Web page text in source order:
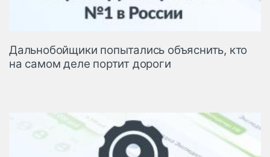
Дальнобойщики попытались объяснить, кто
на самом деле портит дороги